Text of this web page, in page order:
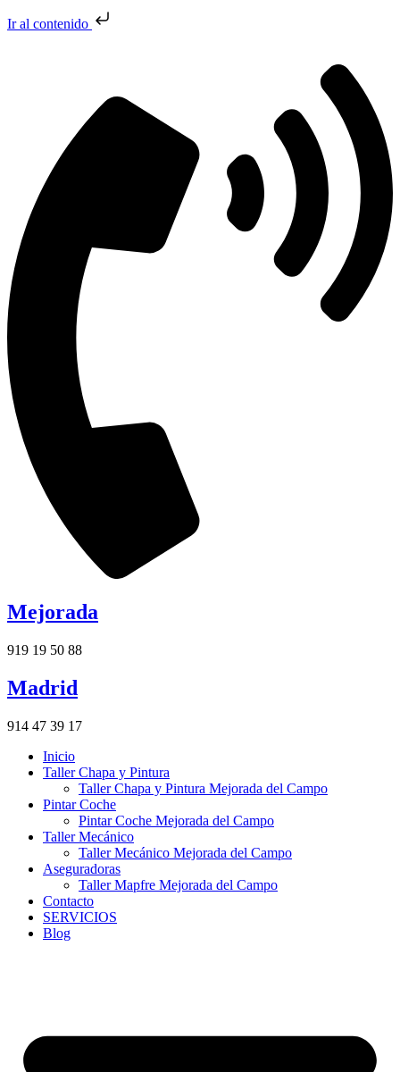
Ir al contenido
Mejorada
919 19 50 88
Madrid
914 47 39 17
Inicio
Taller Chapa y Pintura
Taller Chapa y Pintura Mejorada del Campo
Pintar Coche
Pintar Coche Mejorada del Campo
Taller Mecánico
Taller Mecánico Mejorada del Campo
Aseguradoras
Taller Mapfre Mejorada del Campo
Contacto
SERVICIOS
Blog